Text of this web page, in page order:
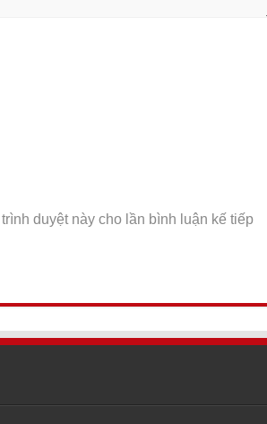
duyệt này cho lần bình luận kế tiếp